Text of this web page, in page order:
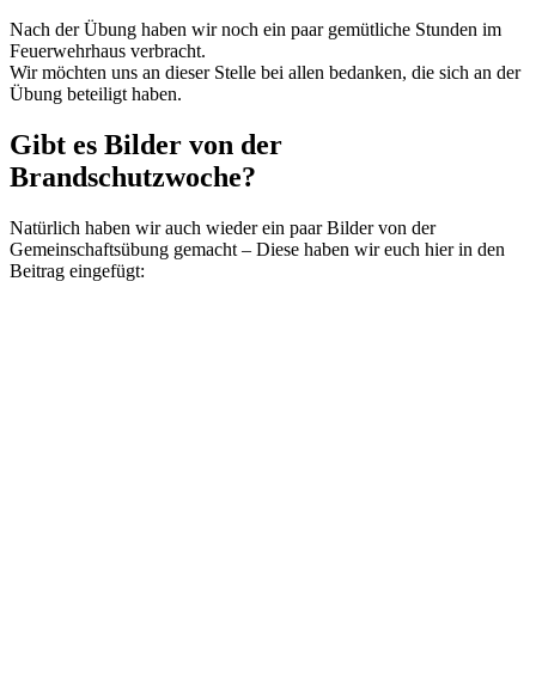
Nach der Übung haben wir noch ein paar gemütliche Stunden im
Feuerwehrhaus verbracht.
Wir möchten uns an dieser Stelle bei allen bedanken, die sich an der
Übung beteiligt haben.
Gibt es Bilder von der
Brandschutzwoche?
Natürlich haben wir auch wieder ein paar Bilder von der
Gemeinschaftsübung gemacht – Diese haben wir euch hier in den
Beitrag eingefügt: